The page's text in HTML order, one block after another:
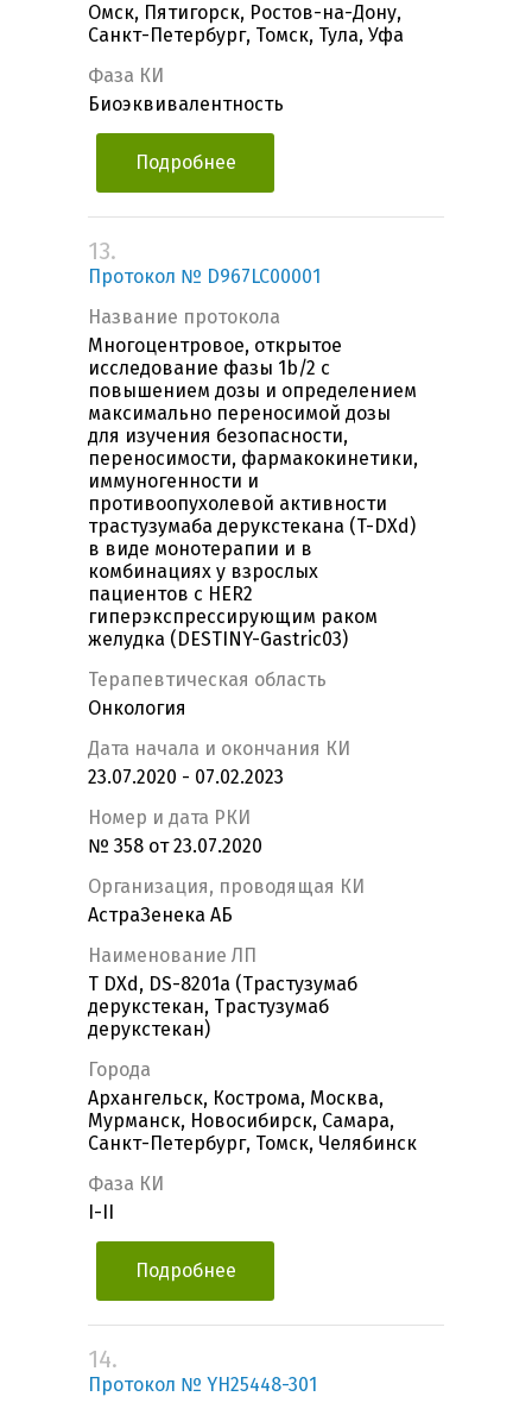
Омск, Пятигорск, Ростов-на-Дону,
Санкт-Петербург, Томск, Тула, Уфа
Фаза КИ
Биоэквивалентность
Подробнее
13.
Протокол № D967LC00001
Название протокола
Многоцентровое, открытое
исследование фазы 1b/2 с
повышением дозы и определением
максимально переносимой дозы
для изучения безопасности,
переносимости, фармакокинетики,
иммуногенности и
противоопухолевой активности
трастузумаба дерукстекана (T-DXd)
в виде монотерапии и в
комбинациях у взрослых
пациентов с HER2
гиперэкспрессирующим раком
желудка (DESTINY-Gastric03)
Терапевтическая область
Онкология
Дата начала и окончания КИ
23.07.2020 - 07.02.2023
Номер и дата РКИ
№ 358 от 23.07.2020
Организация, проводящая КИ
АстраЗенека АБ
Наименование ЛП
T DXd, DS-8201a (Трастузумаб
дерукстекан, Трастузумаб
дерукстекан)
Города
Архангельск, Кострома, Москва,
Мурманск, Новосибирск, Самара,
Санкт-Петербург, Томск, Челябинск
Фаза КИ
I-II
Подробнее
14.
Протокол № YH25448-301